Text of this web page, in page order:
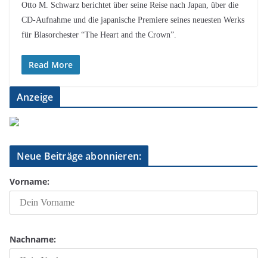
Otto M. Schwarz berichtet über seine Reise nach Japan, über die
CD-Aufnahme und die japanische Premiere seines neuesten Werks
für Blasorchester “The Heart and the Crown”.
Read More
Anzeige
Neue Beiträge abonnieren:
Vorname:
Nachname: